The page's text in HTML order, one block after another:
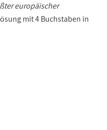
europäischer
mit 4 Buchstaben in